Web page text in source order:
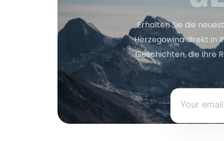
Erhalten Sie die
Herzegowina direkt in
Geschichten, die Ihre